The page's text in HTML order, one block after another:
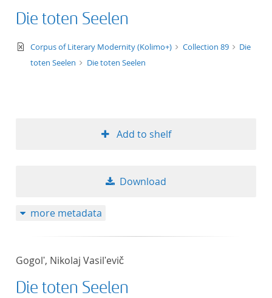
Die toten Seelen
text/xml
Corpus of Literary Modernity (Kolimo+) Collection 89
Die
toten Seelen
Die toten Seelen
Add to shelf
Download
more metadata
Gogolʹ, Nikolaj Vasilʹevič
Die toten Seelen